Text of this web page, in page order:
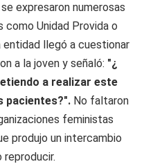
expresaron numerosas
como Unidad Provida o
entidad llegó a cuestionar
a la joven y señaló: "¿
a realizar este
pacientes?". No faltaron
feministas
produjo un intercambio
reproducir.